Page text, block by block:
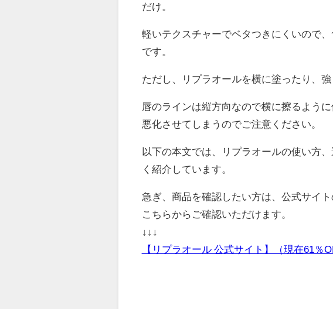
だけ。
軽いテクスチャーでベタつきにくいので
です。
ただし、リプラオールを横に塗ったり、強
唇のラインは縦方向なので横に擦るよう
悪化させてしまうのでご注意ください。
以下の本文では、リプラオールの使い方
く紹介しています。
急ぎ、商品を確認したい方は、公式サイ
こちらから ご確認いただけます。
↓↓↓
【リプラオール 公式サイト】（現在61％